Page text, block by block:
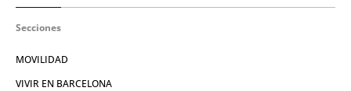
Secciones
MOVILIDAD
VIVIR EN BARCELONA